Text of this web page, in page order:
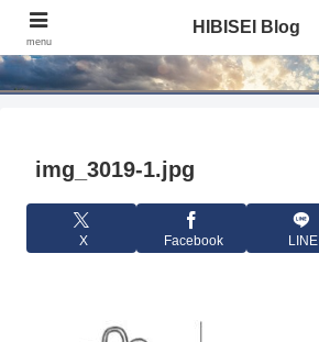
HIBISEI Blog
img_3019-1.jpg
X Facebook LINE
menu
HIBISEI Blog